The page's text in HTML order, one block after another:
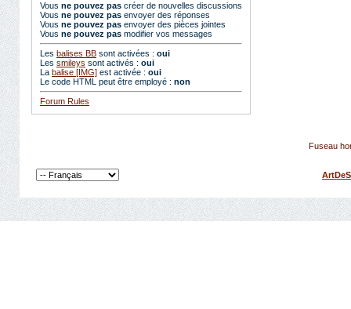
Vous ne pouvez pas créer de nouvelles discussions
Vous ne pouvez pas envoyer des réponses
Vous ne pouvez pas envoyer des pièces jointes
Vous ne pouvez pas modifier vos messages
Les balises BB sont activées : oui
Les smileys sont activés : oui
La balise [IMG] est activée : oui
Le code HTML peut être employé : non
Forum Rules
Fuseau